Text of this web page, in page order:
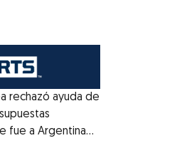
rechazó ayuda de
fue a Argentina